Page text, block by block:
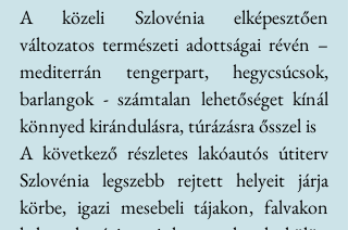
A közeli Szlovénia elképesztően
változatos természeti adottságai révén –
mediterrán tengerpart, hegycsúcsok,
barlangok - számtalan lehetőséget kínál
könnyed kirándulásra, túrázásra ősszel is
A következő részletes lakóautós útiterv
Szlovénia legszebb rejtett helyeit járja
körbe, igazi mesebeli tájakon, falvakon